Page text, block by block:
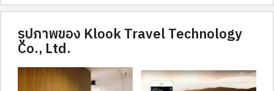
รูปภาพของ Klook Travel Technology
Co., Ltd.